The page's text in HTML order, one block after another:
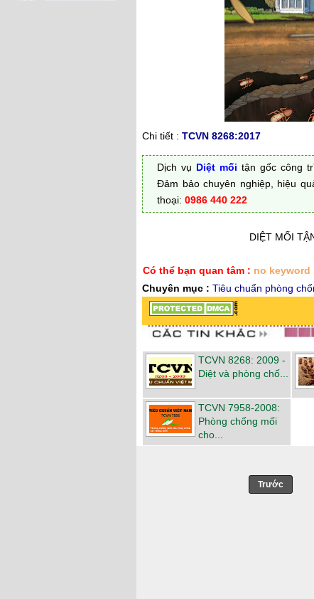
Chi tiết : TCVN 8268:2017
Dịch vụ Diệt mối tận gốc công
Đảm bảo chuyên nghiệp, hiệu
thoại: 0986 440 222
DIỆT MỐI
Có thể bạn quan tâm : no keyword
Chuyên mục : Tiêu chuẩn phòng
TCVN 8268: 2009 -
Diệt và phòng chố...
TCVN 7958-2008:
Phòng chống mối
cho...
Trước